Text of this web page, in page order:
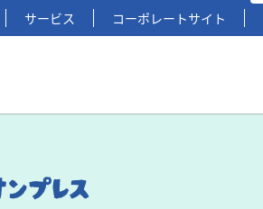
サービス コーポレートサイト